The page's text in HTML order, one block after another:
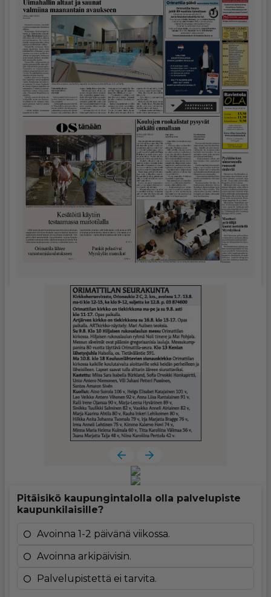
Pitäisikö kaupungintalolla olla palvelupiste
kaupunkilaisille?
Avoinna 1-2 päivänä viikossa.
Avoinna arkipäivisin.
Palvelupistettä ei tarvita.